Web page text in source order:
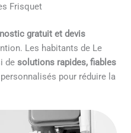
Frisquet
gratuit et devis
Les habitants de Le
desolutions rapides, fiables
pour réduire la